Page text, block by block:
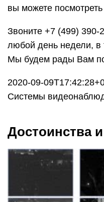
вы можете посмотреть
Звоните +7 (499) 390-
любой день недели,
Мы будем рады Вам
2020-09-
Системы
Достоинства